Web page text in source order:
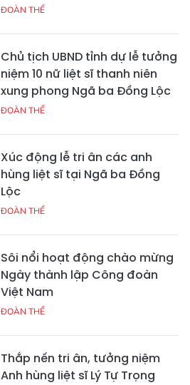
ĐOÀN THỂ
Chủ tịch UBND tỉnh dự lễ tưởng
niệm 10 nữ liệt sĩ thanh niên
xung phong Ngã ba Đồng Lộc
ĐOÀN THỂ
Xúc động lễ tri ân các anh
hùng liệt sĩ tại Ngã ba Đồng
Lộc
ĐOÀN THỂ
Sôi nổi hoạt động chào mừng
Ngày thành lập Công đoàn
Việt Nam
ĐOÀN THỂ
Thắp nến tri ân, tưởng niệm
Anh hùng liệt sĩ Lý Tự Trọng